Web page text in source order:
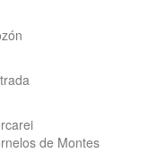
de Montes